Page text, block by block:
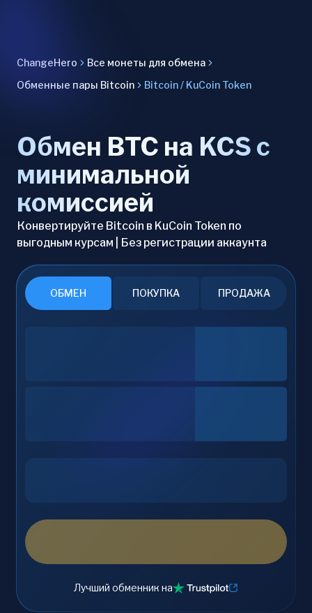
ChangeHero
Все монеты для обмена
Обменные пары Bitcoin
Bitcoin / KuCoin Token
Обмен BTC на KCS с
минимальной
комиссией
Конвертируйте Bitcoin в KuCoin Token по
выгодным курсам | Без регистрации аккаунта
ОБМЕН ПОКУПКА ПРОДАЖА
Лучший обменник на